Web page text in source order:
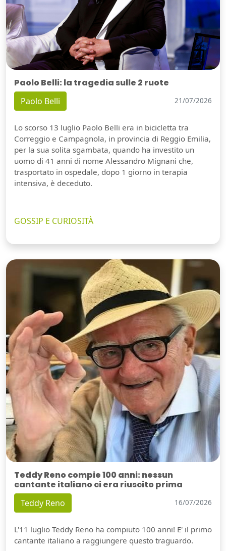
Paolo Belli: la tragedia sulle 2 ruote
Paolo Belli 21/07/2026
Lo scorso 13 luglio Paolo Belli era in bicicletta tra
Correggio e Campagnola, in provincia di Reggio Emilia,
per la sua solita sgambata, quando ha investito un
uomo di 41 anni di nome Alessandro Mignani che,
trasportato in ospedale, dopo 1 giorno in terapia
intensiva, è deceduto.
GOSSIP E CURIOSITÀ
Teddy Reno compie 100 anni: nessun
cantante italiano ci era riuscito prima
Teddy Reno 16/07/2026
L'11 luglio Teddy Reno ha compiuto 100 anni! E' il primo
cantante italiano a raggiungere questo traguardo.